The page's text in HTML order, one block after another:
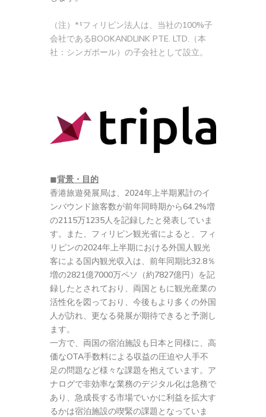
（注）*¹フィリピン法人は、当社の100%子
会社であるBOOKANDLINK PTE. LTD.（本
社：シンガポール）の子会社として設立。
◼︎背景・目的
香港旅遊発展局は、2024年上半期累計のイ
ンバウンド旅客数が前年同時期から64.2%増
の2115万1235人を記録したと発表していま
す。また、フィリピン観光省によると、フィ
リピンの2024年上半期における外国人観光
客による国内観光収入は、前年同期比32.8％
増の2821億7000万ペソ（約7827億円）を記
録したとされており、両国ともに観光産業の
活性化を図っており、今後もより多くの外国
人が訪れ、更なる発展が期待できると予測し
ます。
一方で、両国の宿泊施設も日本と同様に、高
価なOTA手数料による収益の圧迫や人手不
足の問題など様々な課題を抱えています。ア
ナログで非効率な業務のデジタル化は急務で
あり、急成長する市場でいかに利益を拡大す
るかは宿泊施設の喫緊の課題となっていま